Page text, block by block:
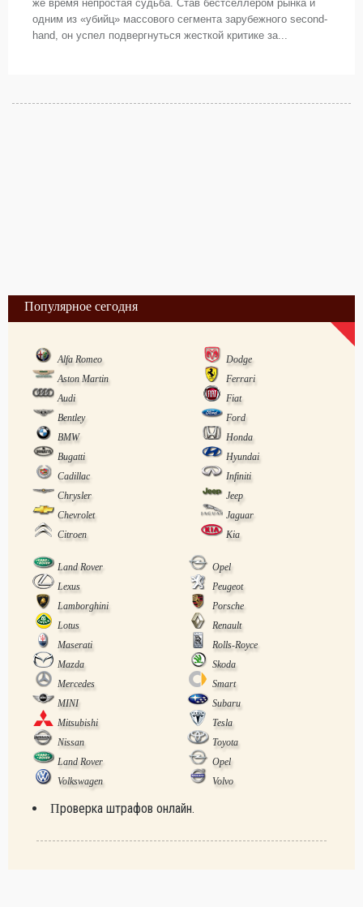
же время непростая судьба. Став бестселлером рынка и
одним из «убийц» массового сегмента зарубежного second-
hand, он успел подвергнуться жесткой критике за...
Популярное сегодня
Alfa Romeo
Dodge
Aston Martin
Ferrari
Audi
Fiat
Bentley
Ford
BMW
Honda
Bugatti
Hyundai
Cadillac
Infiniti
Chrysler
Jeep
Chevrolet
Jaguar
Citroen
Kia
Land Rover
Opel
Lexus
Peugeot
Lamborghini
Porsche
Lotus
Renault
Maserati
Rolls-Royce
Mazda
Skoda
Mercedes
Smart
MINI
Subaru
Mitsubishi
Tesla
Nissan
Toyota
Land Rover
Opel
Volkswagen
Volvo
Проверка штрафов онлайн.